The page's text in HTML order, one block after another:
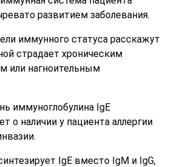
развитием заболевания.
иммунного статуса расскажут
страдает хроническим
или нагноительным
иммуноглобулина IgE
о наличии у пациента аллергии
IgE вместо IgM и IgG,